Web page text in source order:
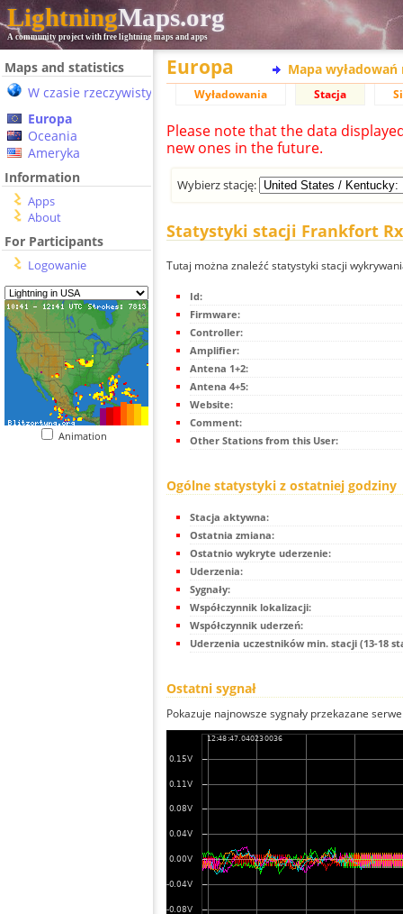
LightningMaps.org
A community project with free lightning maps and apps
Maps and statistics
W czasie rzeczywistym
Europa
Oceania
Ameryka
Information
Apps
About
For Participants
Logowanie
Animation
Europa Mapa wyładowań
Wyładowania Stacja
Please note that the data
new ones in the future.
Wybierz stację:
Statystyki stacji Frankfort
Tutaj można znaleźć statystyki stacji
Id:
Firmware:
Controller:
Amplifier:
Antena 1+2:
Antena 4+5:
Website:
Comment:
Other Stations from this User:
Ogólne statystyki z ostatniej godziny
Stacja aktywna:
Ostatnia zmiana:
Ostatnio wykryte uderzenie:
Uderzenia:
Sygnały:
Współczynnik lokalizacji:
Współczynnik uderzeń:
Uderzenia uczestników min. stacji (13-18
Ostatni sygnał
Pokazuje najnowsze sygnały przekazane